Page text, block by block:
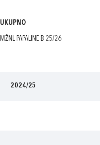
UKUPNO
MŽNL PAPALINE B 25/26
2024/25